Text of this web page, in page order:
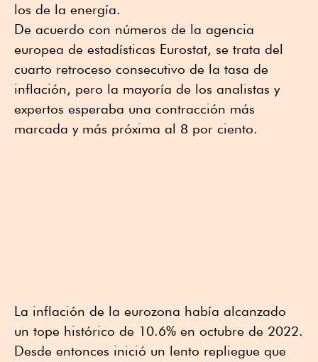
los de la energía.
De acuerdo con números de la agencia
europea de estadísticas Eurostat, se trata del
cuarto retroceso consecutivo de la tasa de
inflación, pero la mayoría de los analistas y
expertos esperaba una contracción más
marcada y más próxima al 8 por ciento.
La inflación de la eurozona había alcanzado
un tope histórico de 10.6% en octubre de 2022.
Desde entonces inició un lento repliegue que